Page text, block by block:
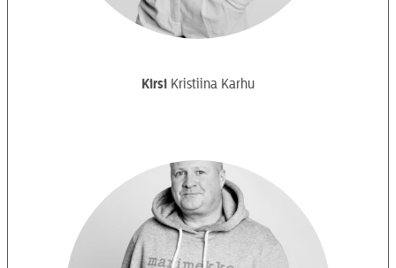
Kirsi Kristiina Karhu